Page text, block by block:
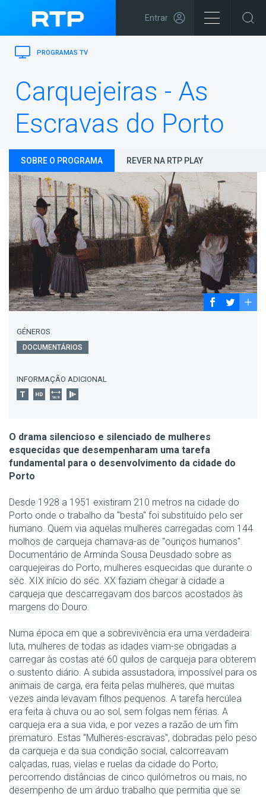
Entrar
PROGRAMAS TV
Carquejeiras - As
Escravas do Porto
SOBRE O PROGRAMA REVER NA RTP PLAY
GÉNEROS
DOCUMENTÁRIOS
INFORMAÇÃO ADICIONAL
O drama silencioso e silenciado de mulheres
esquecidas que desempenharam uma tarefa
fundamental para o desenvolvimento da cidade do
Porto
Desde 1928 a 1951 existiram 210 metros na cidade do
Porto onde o trabalho da "besta" foi substituído pelo ser
humano. Quem via aquelas mulheres carregadas com 144
molhos de carqueja chamava-as de "ouriços humanos".
Documentário de Arminda Sousa Deusdado sobre as
carquejeiras do Porto, mulheres esquecidas que durante o
séc. XIX início do séc. XX faziam chegar à cidade a
carqueja que descarregavam dos barcos acostados às
margens do Douro.
Numa época em que a sobrevivência era uma verdadeira
luta, mulheres de todas as idades viam-se obrigadas a
carregar às costas até 60 quilos de carqueja para obterem
o sustento diário. A subida assustadora, impossível para os
animais de carga, era feita pelas mulheres, que muitas
vezes ainda levavam filhos pequenos. A tarefa hercúlea
era feita à chuva ou ao sol, sem folgas nem férias. A
carqueja era a sua vida, e por vezes a razão de um fim
prematuro. Estas "Mulheres-escravas", dobradas pelo peso
da carqueja e da sua condição social, calcorreavam
calçadas, ruas, vielas e ruelas da cidade do Porto,
percorrendo distâncias de cinco quilómetros ou mais, no
desempenho de um árduo trabalho que permitia que se